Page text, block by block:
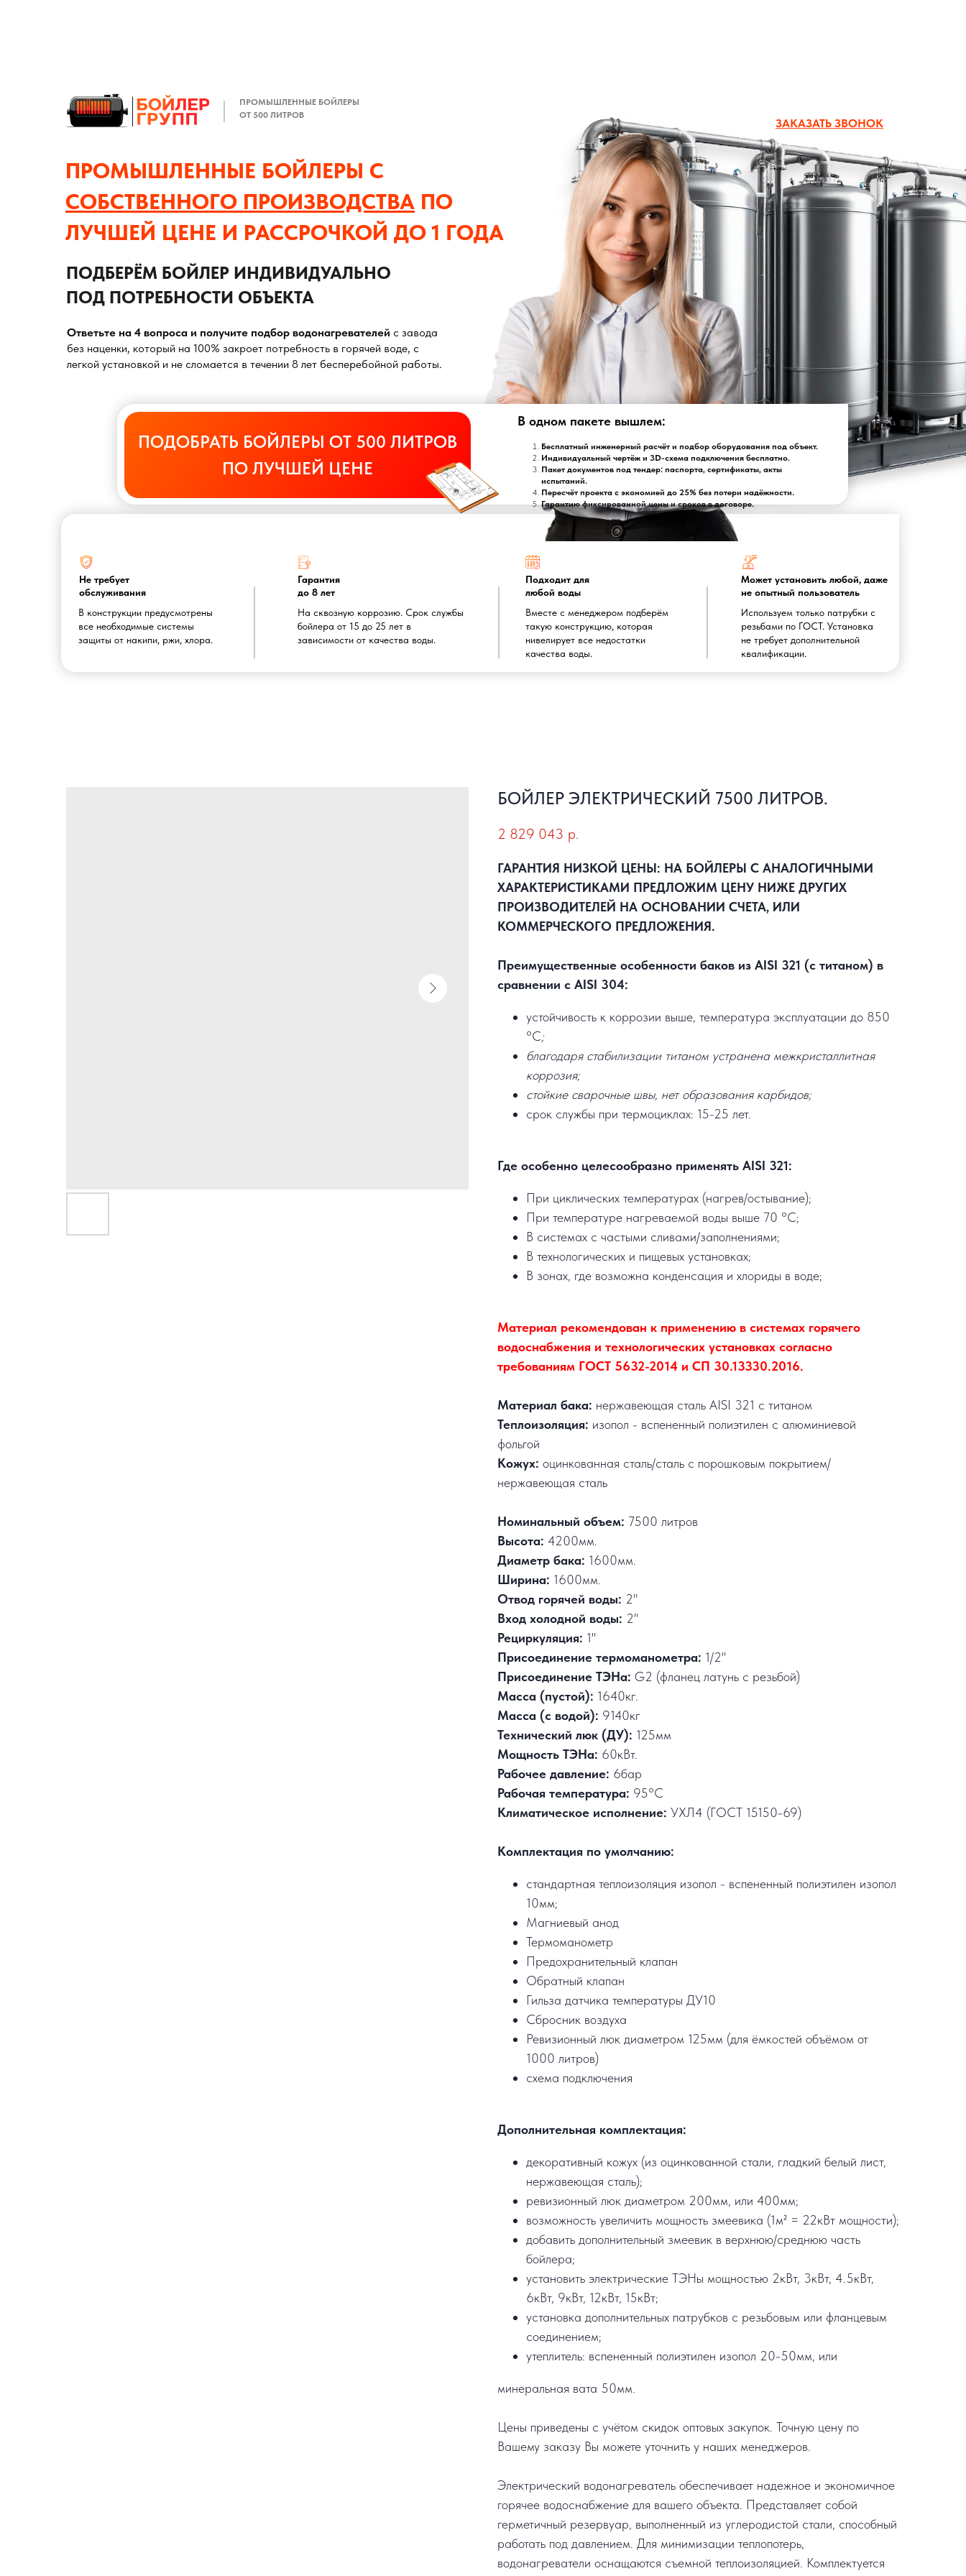
Ответьте на 4 вопроса и получите подбор водонагревателей с завода
без наценки, который на 100% закроет потребность в горячей воде, с
легкой установкой и не сломается в течении 8 лет бесперебойной работы.
В одном пакете вышлем:
Бесплатный инженерный расчёт и подбор оборудования под объект.
Индивидуальный чертёж и 3D-схема подключения бесплатно.
Пакет документов под тендер: паспорта, сертификаты, акты
испытаний.
Пересчёт проекта с экономией до 25% без потери надёжности.
Гарантию фиксированной цены и сроков в договоре.
ПРОМЫШЛЕННЫЕ БОЙЛЕРЫ С
СОБСТВЕННОГО ПРОИЗВОДСТВА ПО
ЛУЧШЕЙ ЦЕНЕ И РАССРОЧКОЙ ДО 1 ГОДА
ПОДБЕРЁМ БОЙЛЕР ИНДИВИДУАЛЬНО
ПОД ПОТРЕБНОСТИ ОБЪЕКТА
Не требует
обслуживания
В конструкции предусмотрены
все необходимые системы
защиты от накипи, ржи, хлора.
Гарантия
до 8 лет
ПРОМЫШЛЕННЫЕ БОЙЛЕРЫ
ОТ 500 ЛИТРОВ
На сквозную коррозию. Срок службы
бойлера от 15 до 25 лет в
зависимости от качества воды.
Подходит для
любой воды
Вместе с менеджером подберём
такую конструкцию, которая
нивелирует все недостатки
качества воды.
Может установить любой, даже
не опытный пользователь
Используем только патрубки с
резьбами по ГОСТ. Установка
не требует дополнительной
квалификации.
ЗАКАЗАТЬ ЗВОНОК
ПОДОБРАТЬ БОЙЛЕРЫ ОТ 500 ЛИТРОВ
ПО ЛУЧШЕЙ ЦЕНЕ
БОЙЛЕР ЭЛЕКТРИЧЕСКИЙ 7500 ЛИТРОВ.
2 829 043 р.
ГАРАНТИЯ НИЗКОЙ ЦЕНЫ: НА БОЙЛЕРЫ С АНАЛОГИЧНЫМИ
ХАРАКТЕРИСТИКАМИ ПРЕДЛОЖИМ ЦЕНУ НИЖЕ ДРУГИХ
ПРОИЗВОДИТЕЛЕЙ НА ОСНОВАНИИ СЧЕТА, ИЛИ
КОММЕРЧЕСКОГО ПРЕДЛОЖЕНИЯ.
Преимущественные особенности баков из AISI 321 (с титаном) в
сравнении с AISI 304:
устойчивость к коррозии выше, температура эксплуатации до 850
°C;
благодаря стабилизации титаном устранена межкристаллитная
коррозия;
стойкие сварочные швы, нет образования карбидов;
срок службы при термоциклах: 15-25 лет.
Где особенно целесообразно применять AISI 321:
При циклических температурах (нагрев/остывание);
При температуре нагреваемой воды выше 70 °C;
В системах с частыми сливами/заполнениями;
В технологических и пищевых установках;
В зонах, где возможна конденсация и хлориды в воде;
Материал рекомендован к применению в системах горячего
водоснабжения и технологических установках согласно
требованиям ГОСТ 5632-2014 и СП 30.13330.2016.
Материал бака: нержавеющая сталь AISI 321 с титаном
Теплоизоляция: изопол - вспененный полиэтилен с алюминиевой
фольгой
Кожух: оцинкованная сталь/сталь с порошковым покрытием/
нержавеющая сталь
Номинальный объем: 7500 литров
Высота: 4200мм.
Диаметр бака: 1600мм.
Ширина: 1600мм.
Отвод горячей воды: 2"
Вход холодной воды: 2"
Рециркуляция: 1"
Присоединение термоманометра: 1/2"
Присоединение ТЭНа: G2 (фланец латунь с резьбой)
Масса (пустой): 1640кг.
Масса (с водой): 9140кг
Технический люк (ДУ): 125мм
Мощность ТЭНа: 60кВт.
Рабочее давление: 6бар
Рабочая температура: 95°C
Климатическое исполнение: УХЛ4 (ГОСТ 15150-69)
Комплектация по умолчанию:
стандартная теплоизоляция изопол - вспененный полиэтилен изопол
10мм;
Магниевый анод
Термоманометр
Предохранительный клапан
Обратный клапан
Гильза датчика температуры ДУ10
Сбросник воздуха
Ревизионный люк диаметром 125мм (для ёмкостей объёмом от
1000 литров)
схема подключения
Дополнительная комплектация:
декоративный кожух (из оцинкованной стали, гладкий белый лист,
нержавеющая сталь);
ревизионный люк диаметром 200мм, или 400мм;
возможность увеличить мощность змеевика (1м² = 22кВт мощности);
добавить дополнительный змеевик в верхнюю/среднюю часть
бойлера;
установить электрические ТЭНы мощностью 2кВт, 3кВт, 4.5кВт,
6кВт, 9кВт, 12кВт, 15кВт;
установка дополнительных патрубков с резьбовым или фланцевым
соединением;
утеплитель: вспененный полиэтилен изопол 20-50мм, или
минеральная вата 50мм.
Цены приведены с учётом скидок оптовых закупок. Точную цену по
Вашему заказу Вы можете уточнить у наших менеджеров.
Электрический водонагреватель обеспечивает надежное и экономичное
горячее водоснабжение для вашего объекта. Представляет собой
герметичный резервуар, выполненный из углеродистой стали, способный
работать под давлением. Для минимизации теплопотерь,
водонагреватели оснащаются съемной теплоизоляцией. Комплектуется